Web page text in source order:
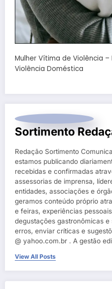
Mulher Vítima de Violência –
Violência Doméstica
Sortimento
Redação Sortimento
estamos publicando
recebidas e confirmadas
assessorias de imprensa,
entidades, associações e
geramos conteúdo próprio
e feiras, experiências
degustações gastronômicas
erros, enviar críticas e
@ yahoo.com.br . A gestão
View All Posts